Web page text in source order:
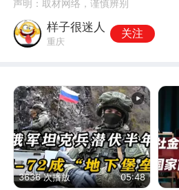
声明：取材网络，谨慎辨别
样子很迷人
重庆
关注
3636 次播放 05:48